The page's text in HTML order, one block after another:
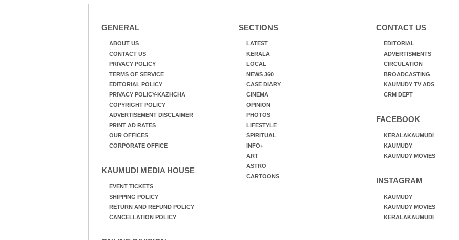
GENERAL
ABOUT US
CONTACT US
PRIVACY POLICY
TERMS OF SERVICE
EDITORIAL POLICY
PRIVACY POLICY-KAZHCHA
COPYRIGHT POLICY
ADVERTISEMENT DISCLAIMER
PRINT AD RATES
OUR OFFICES
CORPORATE OFFICE
KAUMUDI MEDIA HOUSE
EVENT TICKETS
SHIPPING POLICY
RETURN AND REFUND POLICY
CANCELLATION POLICY
SECTIONS
LATEST
KERALA
LOCAL
NEWS 360
CASE DIARY
CINEMA
OPINION
PHOTOS
LIFESTYLE
SPIRITUAL
INFO+
ART
ASTRO
CARTOONS
CONTACT US
EDITORIAL
ADVERTISMENTS
CIRCULATION
BROADCASTING
KAUMUDY TV ADS
CRM DEPT
FACEBOOK
KERALAKAUMUDI
KAUMUDY
KAUMUDY MOVIES
INSTAGRAM
KAUMUDY
KAUMUDY MOVIES
KERALAKAUMUDI